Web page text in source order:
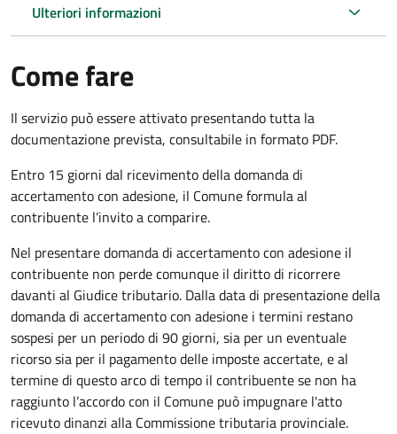
Ulteriori informazioni
Come fare
Il servizio può essere attivato presentando tutta la
documentazione prevista, consultabile in formato PDF.
Entro 15 giorni dal ricevimento della domanda di
accertamento con adesione, il Comune formula al
contribuente l’invito a comparire.
Nel presentare domanda di accertamento con adesione il
contribuente non perde comunque il diritto di ricorrere
davanti al Giudice tributario. Dalla data di presentazione della
domanda di accertamento con adesione i termini restano
sospesi per un periodo di 90 giorni, sia per un eventuale
ricorso sia per il pagamento delle imposte accertate, e al
termine di questo arco di tempo il contribuente se non ha
raggiunto l’accordo con il Comune può impugnare l'atto
ricevuto dinanzi alla Commissione tributaria provinciale.